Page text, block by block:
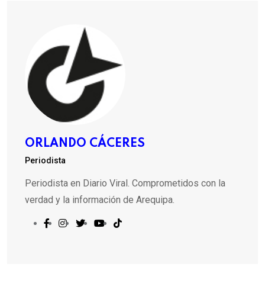
ORLANDO CÁCERES
Periodista
Periodista en Diario Viral. Comprometidos con la
verdad y la información de Arequipa.